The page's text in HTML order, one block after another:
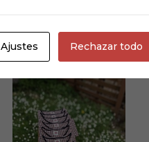
mini
Ajustes Rechazar todo